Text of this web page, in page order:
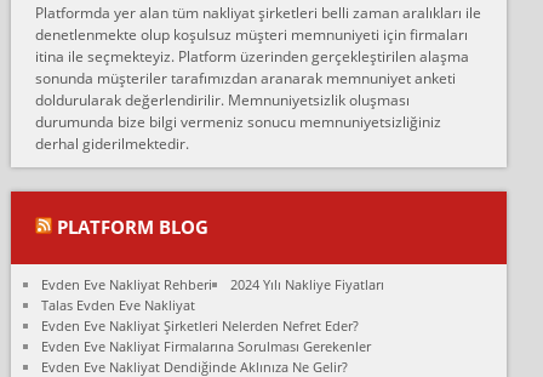
Ankara Alicanlar naklyat tel 5465524025. 2600 TL'ye ankaradan
Konya ya Alicanlar naklyat la anlaştık bu şahıs evin taşınacağı gün
fiyatın mazoto gele...
Fatih kokmese:
Diyarbakır dan eşyamı getirtmek için anlaştım sözleşme yaptım.
Son anda fiyat artırdılar.. mecburiyetten tasittim.. bu kişiler ağrılı
Ali:
olduk. Asansörlü dediler sonra uraya asansör kurulmaz dediler
fark istediler. ortada asa...
Nimet:
Ben 2021 Ağustos ilk haftası Evimi taşıdım yani İstanbul'un bir
Platformda yer alan tüm nakliyat şirketleri belli zaman aralıkları ile
denetlenmekte olup koşulsuz müşteri memnuniyeti için firmaları
itina ile seçmekteyiz. Platform üzerinden gerçekleştirilen alaşma
sonunda müşteriler tarafımızdan aranarak memnuniyet anketi
doldurularak değerlendirilir. Memnuniyetsizlik oluşması
durumunda bize bilgi vermeniz sonucu memnuniyetsizliğiniz
derhal giderilmektedir.
PLATFORM BLOG
Evden Eve Nakliyat Rehberi
2024 Yılı Nakliye Fiyatları
Talas Evden Eve Nakliyat
Evden Eve Nakliyat Şirketleri Nelerden Nefret Eder?
Evden Eve Nakliyat Firmalarına Sorulması Gerekenler
Evden Eve Nakliyat Dendiğinde Aklınıza Ne Gelir?